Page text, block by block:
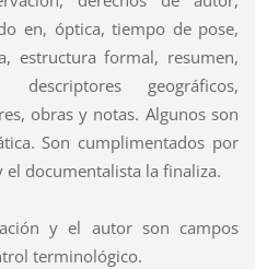
en, óptica, tiempo de pose,
estructura formal, resumen,
descriptores geográficos,
obras y notas. Algunos son
Son cumplimentados por
documentalista la finaliza.
y el autor son campos
terminológico.